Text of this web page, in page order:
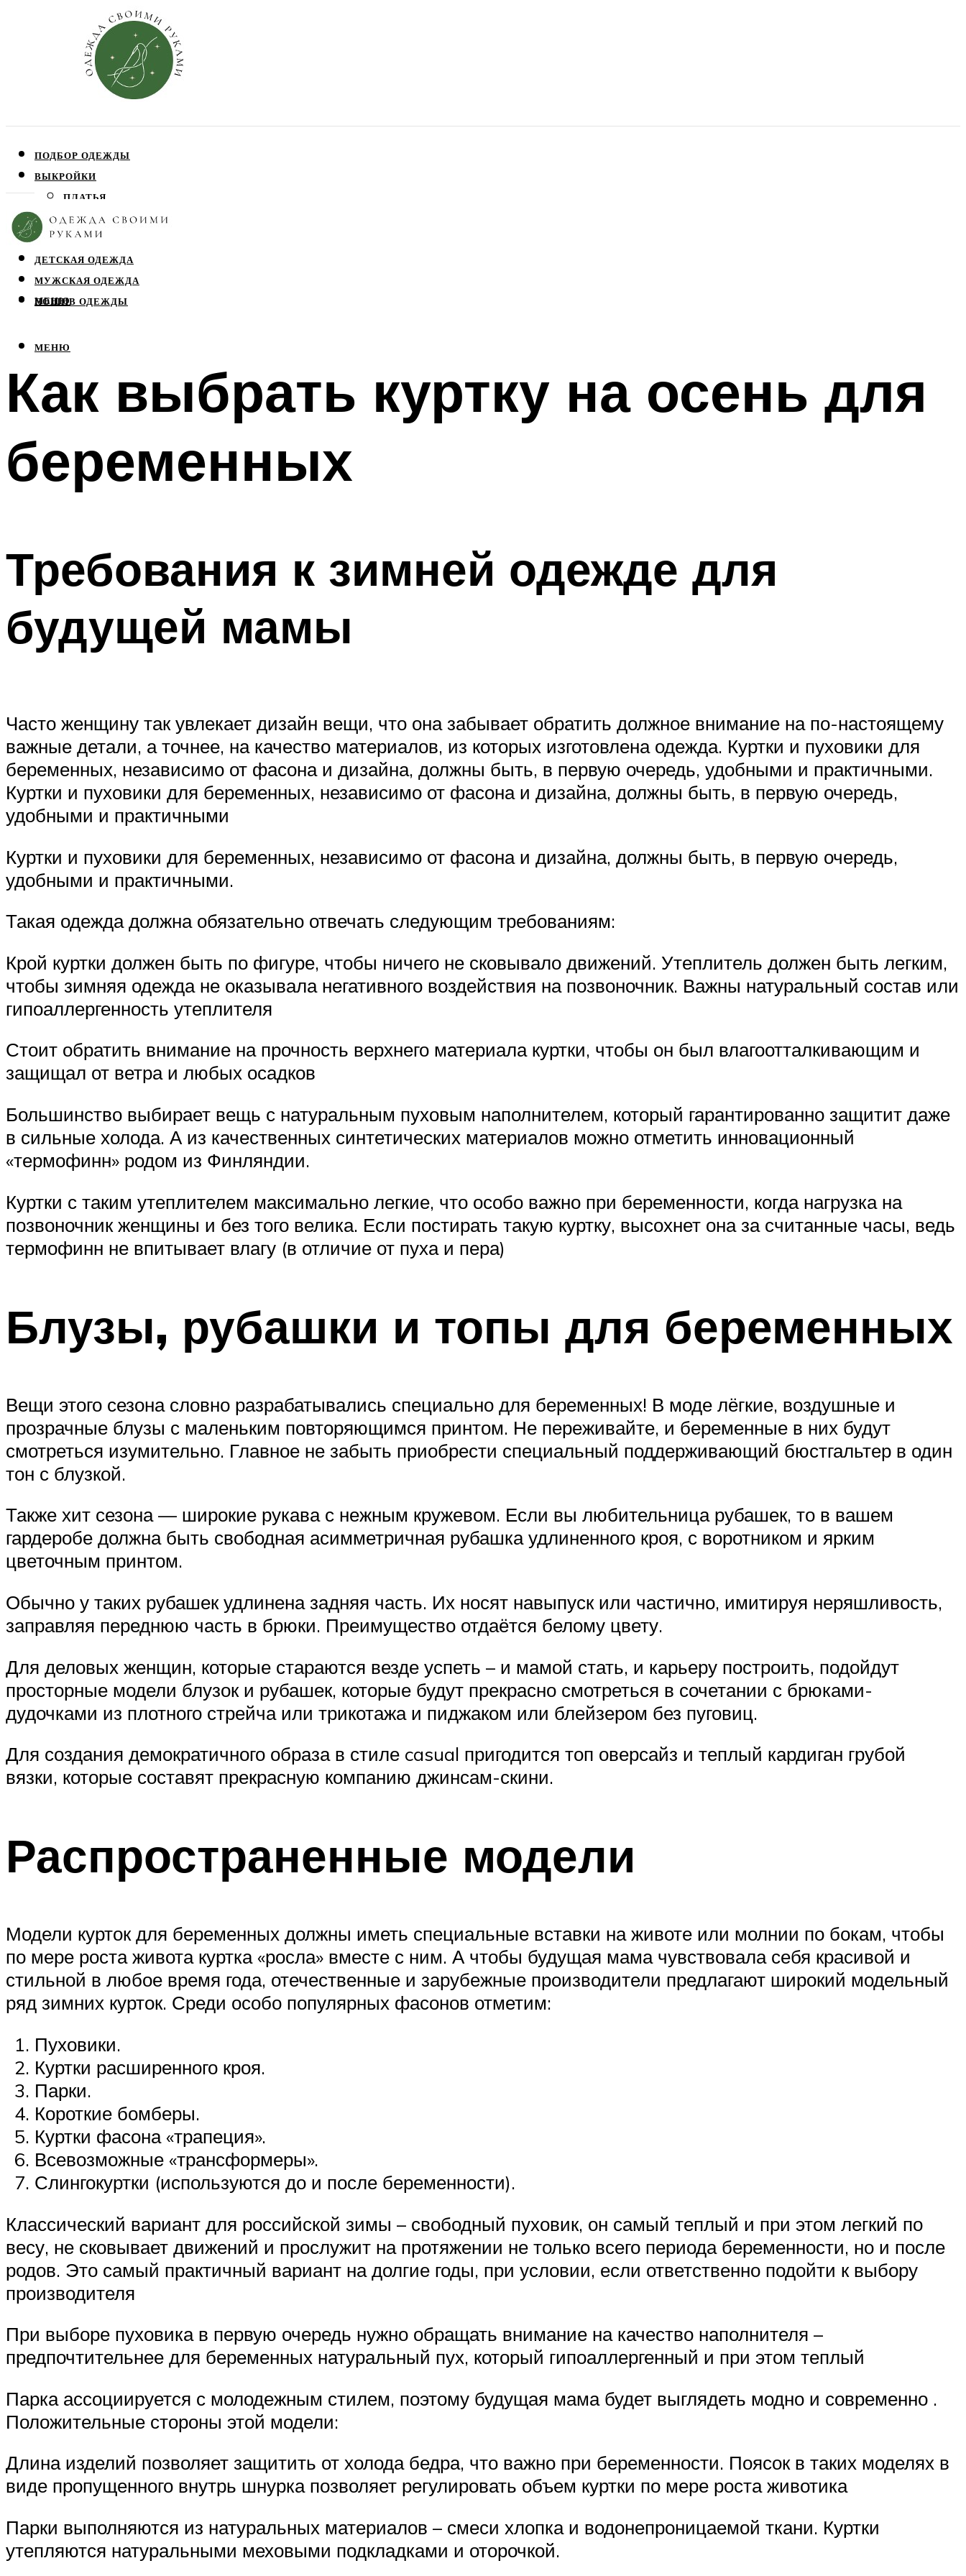
ПОДБОР ОДЕЖДЫ
ВЫКРОЙКИ
ПЛАТЬЯ
ЮБКИ
БЛУЗЫ
ДЕТСКАЯ ОДЕЖДА
МУЖСКАЯ ОДЕЖДА
ПОШИВ ОДЕЖДЫ
МЕНЮ
МЕНЮ
Как выбрать куртку на осень для
беременных
Требования к зимней одежде для
будущей мамы
Часто женщину так увлекает дизайн вещи, что она забывает обратить должное внимание на по-настоящему
важные детали, а точнее, на качество материалов, из которых изготовлена одежда. Куртки и пуховики для
беременных, независимо от фасона и дизайна, должны быть, в первую очередь, удобными и практичными.
Куртки и пуховики для беременных, независимо от фасона и дизайна, должны быть, в первую очередь,
удобными и практичными
Куртки и пуховики для беременных, независимо от фасона и дизайна, должны быть, в первую очередь,
удобными и практичными.
Такая одежда должна обязательно отвечать следующим требованиям:
Крой куртки должен быть по фигуре, чтобы ничего не сковывало движений. Утеплитель должен быть легким,
чтобы зимняя одежда не оказывала негативного воздействия на позвоночник. Важны натуральный состав или
гипоаллергенность утеплителя
Стоит обратить внимание на прочность верхнего материала куртки, чтобы он был влагоотталкивающим и
защищал от ветра и любых осадков
Большинство выбирает вещь с натуральным пуховым наполнителем, который гарантированно защитит даже
в сильные холода. А из качественных синтетических материалов можно отметить инновационный
«термофинн» родом из Финляндии.
Куртки с таким утеплителем максимально легкие, что особо важно при беременности, когда нагрузка на
позвоночник женщины и без того велика. Если постирать такую куртку, высохнет она за считанные часы, ведь
термофинн не впитывает влагу (в отличие от пуха и пера)
Блузы, рубашки и топы для беременных
Вещи этого сезона словно разрабатывались специально для беременных! В моде лёгкие, воздушные и
прозрачные блузы с маленьким повторяющимся принтом. Не переживайте, и беременные в них будут
смотреться изумительно. Главное не забыть приобрести специальный поддерживающий бюстгальтер в один
тон с блузкой.
Также хит сезона — широкие рукава с нежным кружевом. Если вы любительница рубашек, то в вашем
гардеробе должна быть свободная асимметричная рубашка удлиненного кроя, с воротником и ярким
цветочным принтом.
Обычно у таких рубашек удлинена задняя часть. Их носят навыпуск или частично, имитируя неряшливость,
заправляя переднюю часть в брюки. Преимущество отдаётся белому цвету.
Для деловых женщин, которые стараются везде успеть – и мамой стать, и карьеру построить, подойдут
просторные модели блузок и рубашек, которые будут прекрасно смотреться в сочетании с брюками-
дудочками из плотного стрейча или трикотажа и пиджаком или блейзером без пуговиц.
Для создания демократичного образа в стиле casual пригодится топ оверсайз и теплый кардиган грубой
вязки, которые составят прекрасную компанию джинсам-скини.
Распространенные модели
Модели курток для беременных должны иметь специальные вставки на животе или молнии по бокам, чтобы
по мере роста живота куртка «росла» вместе с ним. А чтобы будущая мама чувствовала себя красивой и
стильной в любое время года, отечественные и зарубежные производители предлагают широкий модельный
ряд зимних курток. Среди особо популярных фасонов отметим:
Пуховики.
Куртки расширенного кроя.
Парки.
Короткие бомберы.
Куртки фасона «трапеция».
Всевозможные «трансформеры».
Слингокуртки (используются до и после беременности).
Классический вариант для российской зимы – свободный пуховик, он самый теплый и при этом легкий по
весу, не сковывает движений и прослужит на протяжении не только всего периода беременности, но и после
родов. Это самый практичный вариант на долгие годы, при условии, если ответственно подойти к выбору
производителя
При выборе пуховика в первую очередь нужно обращать внимание на качество наполнителя –
предпочтительнее для беременных натуральный пух, который гипоаллергенный и при этом теплый
Парка ассоциируется с молодежным стилем, поэтому будущая мама будет выглядеть модно и современно .
Положительные стороны этой модели:
Длина изделий позволяет защитить от холода бедра, что важно при беременности. Поясок в таких моделях в
виде пропущенного внутрь шнурка позволяет регулировать объем куртки по мере роста животика
Парки выполняются из натуральных материалов – смеси хлопка и водонепроницаемой ткани. Куртки
утепляются натуральными меховыми подкладками и оторочкой.